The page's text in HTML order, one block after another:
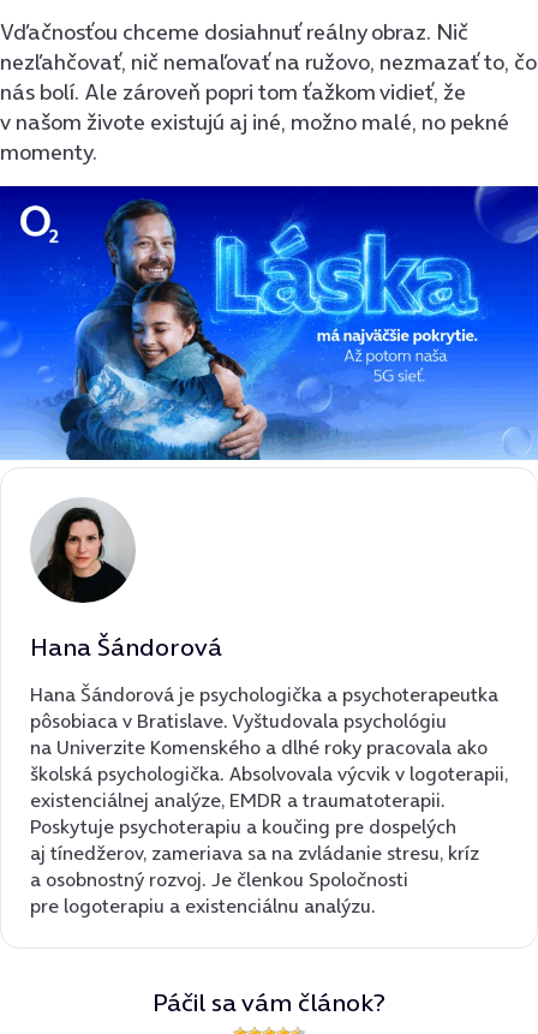
Vďačnosťou chceme dosiahnuť reálny obraz. Nič
nezľahčovať, nič nemaľovať na ružovo, nezmazať to, čo
nás bolí. Ale zároveň popri tom ťažkom vidieť, že
v našom živote existujú aj iné, možno malé, no pekné
momenty.
Hana Šándorová
Hana Šándorová je psychologička a psychoterapeutka
pôsobiaca v Bratislave. Vyštudovala psychológiu
na Univerzite Komenského a dlhé roky pracovala ako
školská psychologička. Absolvovala výcvik v logoterapii,
existenciálnej analýze, EMDR a traumatoterapii.
Poskytuje psychoterapiu a koučing pre dospelých
aj tínedžerov, zameriava sa na zvládanie stresu, kríz
a osobnostný rozvoj. Je členkou Spoločnosti
pre logoterapiu a existenciálnu analýzu.
Páčil sa vám článok?